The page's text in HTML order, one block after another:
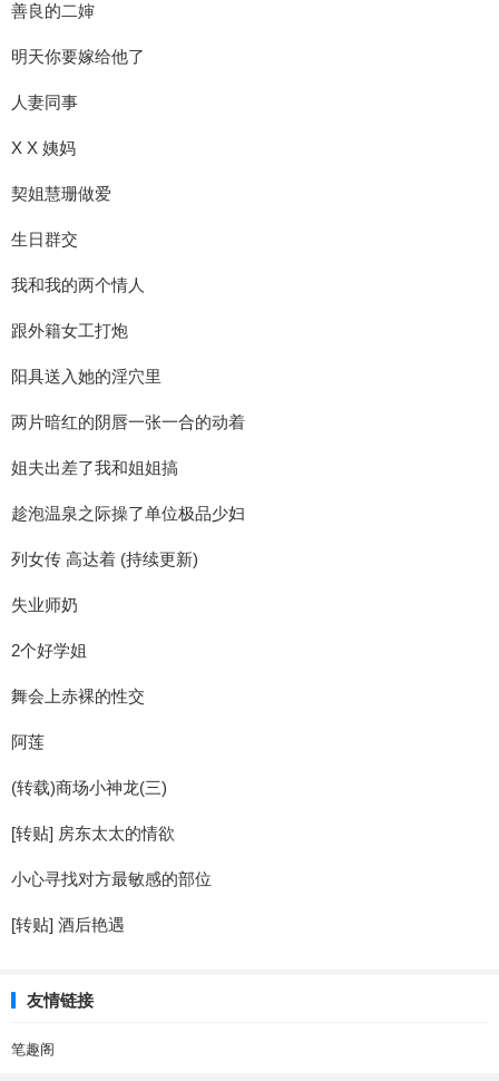
善良的二婶
明天你要嫁给他了
人妻同事
X X 姨妈
契姐慧珊做爱
生日群交
我和我的两个情人
跟外籍女工打炮
阳具送入她的淫穴里
两片暗红的阴唇一张一合的动着
姐夫出差了我和姐姐搞
趁泡温泉之际操了单位极品少妇
列女传 高达着 (持续更新)
失业师奶
2个好学姐
舞会上赤裸的性交
阿莲
(转载)商场小神龙(三)
[转贴] 房东太太的情欲
小心寻找对方最敏感的部位
[转贴] 酒后艳遇
友情链接
笔趣阁